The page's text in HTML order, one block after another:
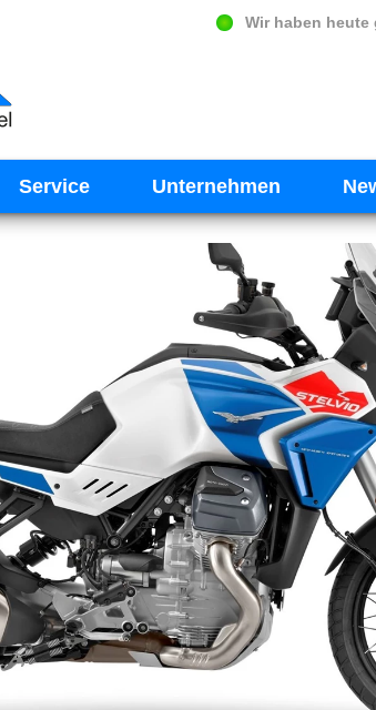
Wir haben heute
Service Unternehmen